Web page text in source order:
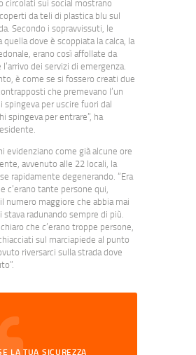
circolati sui social mostrano
da teli di plastica blu sul
Secondo i sopravvissuti, le
dove è scoppiata la calca, la
erano così affollate da
dei servizi di emergenza.
è come se si fossero creati due
che premevano l’un
spingeva per uscire fuori dal
spingeva per entrare”, ha
evidenziano come già alcune ore
avvenuto alle 22 locali, la
rapidamente degenerando. “Era
c’erano tante persone qui,
numero maggiore che abbia mai
stava radunando sempre di più.
che c’erano troppe persone,
sul marciapiede al punto
riversarci sulla strada dove
LA TUA SICUREZZA